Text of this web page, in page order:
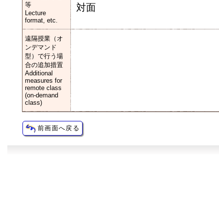
等
Lecture
format, etc.
対面
遠隔授業（オ
ンデマンド
型）で行う場
合の追加措置
Additional
measures for
remote class
(on-demand
class)